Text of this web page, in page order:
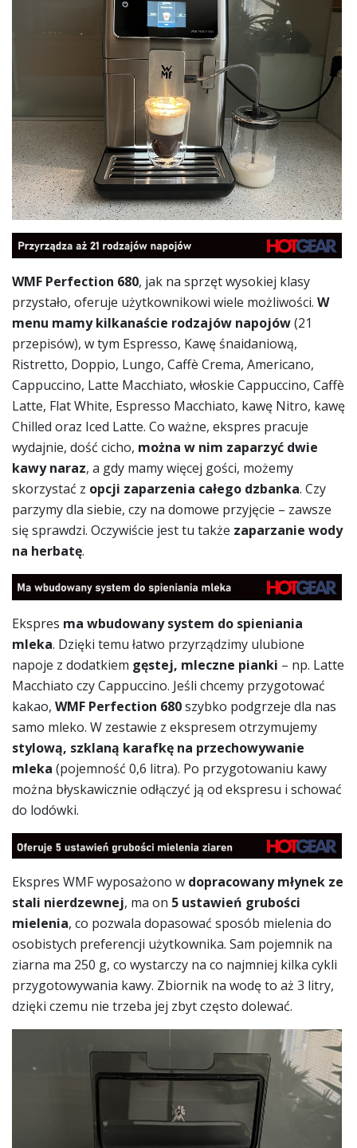
WMF Perfection 680, jak na sprzęt wysokiej klasy
przystało, oferuje użytkownikowi wiele możliwości. W
menu mamy kilkanaście rodzajów napojów(21
przepisów), w tym Espresso, Kawę śnaidaniową,
Ristretto, Doppio, Lungo, Caffè Crema, Americano,
Cappuccino, Latte Macchiato, włoskie Cappuccino, Caffè
Latte, Flat White, Espresso Macchiato, kawę Nitro, kawę
Chilled oraz Iced Latte. Co ważne, ekspres pracuje
wydajnie, dość cicho, można w nim zaparzyć dwie
kawy naraz, a gdy mamy więcej gości, możemy
skorzystać z opcji zaparzenia całego dzbanka. Czy
parzymy dla siebie, czy na domowe przyjęcie – zawsze
się sprawdzi. Oczywiście jest tu także zaparzanie wody
na herbatę.
Ekspres ma wbudowany system do spieniania
mleka. Dzięki temu łatwo przyrządzimy ulubione
napoje z dodatkiem gęstej, mleczne pianki – np. Latte
Macchiato czy Cappuccino. Jeśli chcemy przygotować
kakao, WMF Perfection 680szybko podgrzeje dla nas
samo mleko. W zestawie z ekspresem otrzymujemy
stylową, szklaną karafkę na przechowywanie
mleka (pojemność 0,6 litra). Po przygotowaniu kawy
można błyskawicznie odłączyć ją od ekspresu i schować
do lodówki.
Ekspres WMF wyposażono w dopracowany młynek ze
stali nierdzewnej, ma on 5 ustawień grubości
mielenia, co pozwala dopasować sposób mielenia do
osobistych preferencji użytkownika. Sam pojemnik na
ziarna ma 250 g, co wystarczy na co najmniej kilka cykli
przygotowywania kawy. Zbiornik na wodę to aż 3 litry,
dzięki czemu nie trzeba jej zbyt często dolewać.